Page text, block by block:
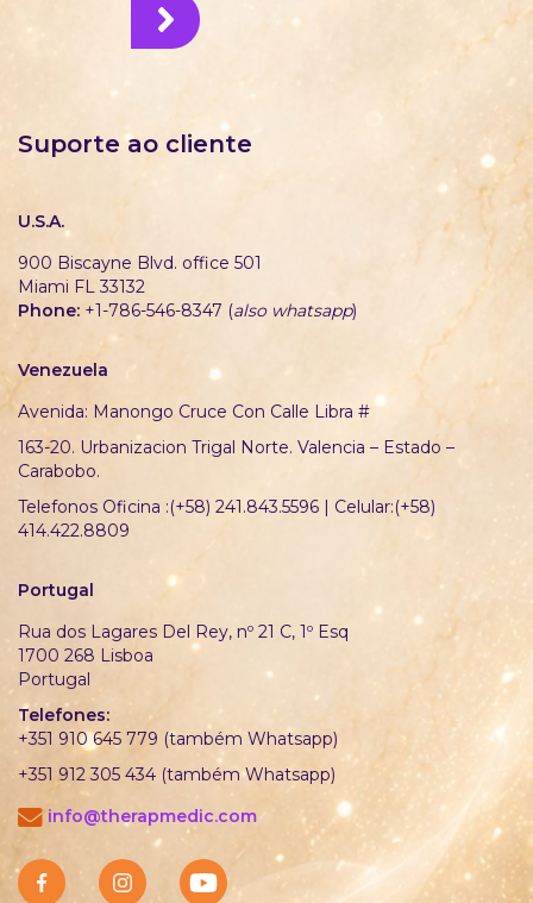
Suporte ao cliente
U.S.A.
900 Biscayne Blvd. office 501
Miami FL 33132
Phone: +1-786-546-8347 (also whatsapp)
Venezuela
Avenida: Manongo Cruce Con Calle Libra #
163-20. Urbanizacion Trigal Norte. Valencia – Estado –
Carabobo.
Telefonos Oficina :(+58) 241.843.5596 | Celular:(+58)
414.422.8809
Portugal
Rua dos Lagares Del Rey, nº 21 C, 1º Esq
1700 268 Lisboa
Portugal
Telefones:
+351 910 645 779 (também Whatsapp)
+351 912 305 434 (também Whatsapp)
info@therapmedic.com